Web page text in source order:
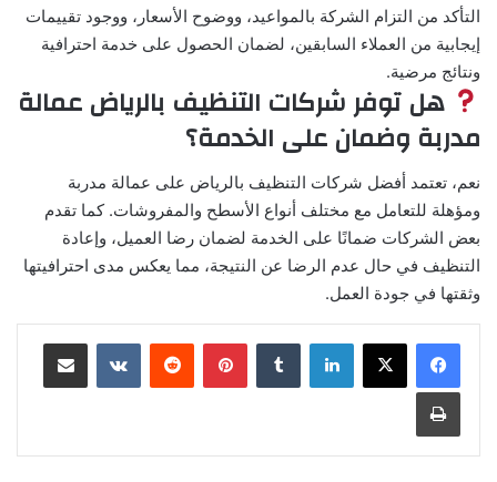
التأكد من التزام الشركة بالمواعيد، ووضوح الأسعار، ووجود تقييمات
إيجابية من العملاء السابقين، لضمان الحصول على خدمة احترافية
ونتائج مرضية.
هل توفر شركات التنظيف بالرياض عمالة
مدربة وضمان على الخدمة؟
نعم، تعتمد أفضل شركات التنظيف بالرياض على عمالة مدربة
ومؤهلة للتعامل مع مختلف أنواع الأسطح والمفروشات. كما تقدم
بعض الشركات ضمانًا على الخدمة لضمان رضا العميل، وإعادة
التنظيف في حال عدم الرضا عن النتيجة، مما يعكس مدى احترافيتها
وثقتها في جودة العمل.
لينكدإن بينتيريست مشاركة عبر البريد
طباعة